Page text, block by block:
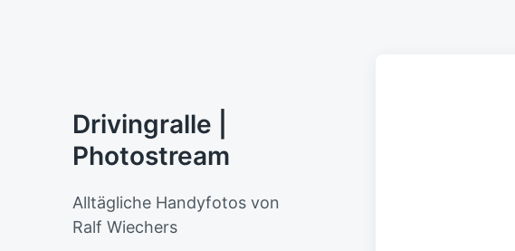
Drivingralle |
Photostream
Alltägliche Handyfotos von
Ralf Wiechers